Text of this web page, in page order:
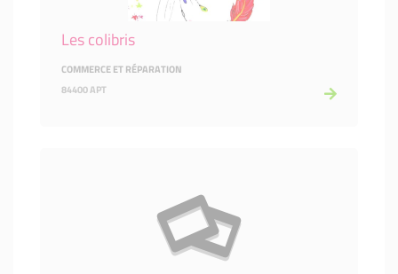
Les colibris
COMMERCE ET RÉPARATION
84400 APT